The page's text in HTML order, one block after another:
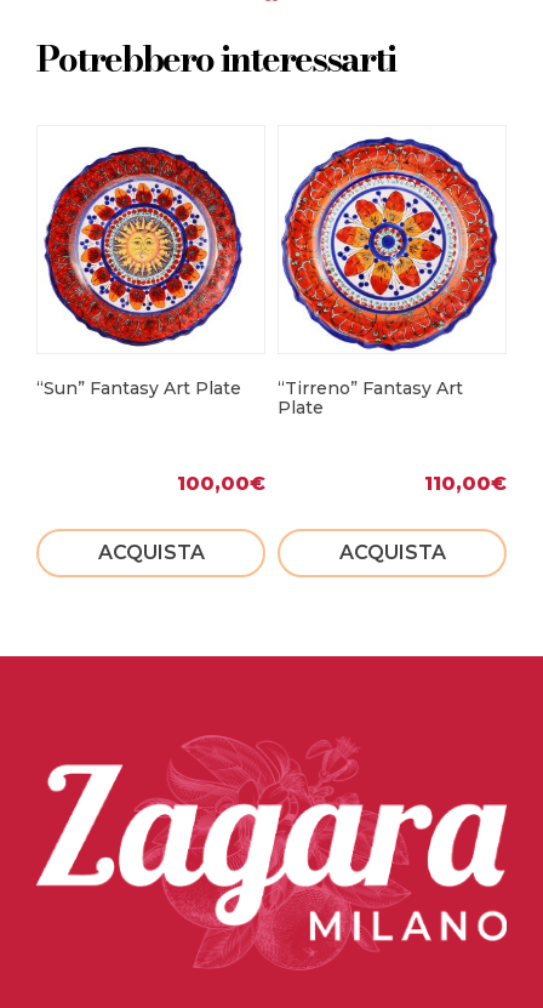
Potrebbero interessarti
“Sun” Fantasy Art Plate
100,00€
ACQUISTA
“Tirreno” Fantasy Art
Plate
110,00€
ACQUISTA